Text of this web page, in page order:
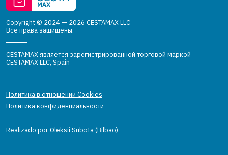
Copyright © 2024 — 2026 CESTAMAX LLC
Все права защищены.
CESTAMAX является зарегистрированной торговой маркой
CESTAMAX LLC, Spain
Политика в отношении Cookies
Политика конфиденциальности
Realizado por Oleksii Subota (Bilbao)